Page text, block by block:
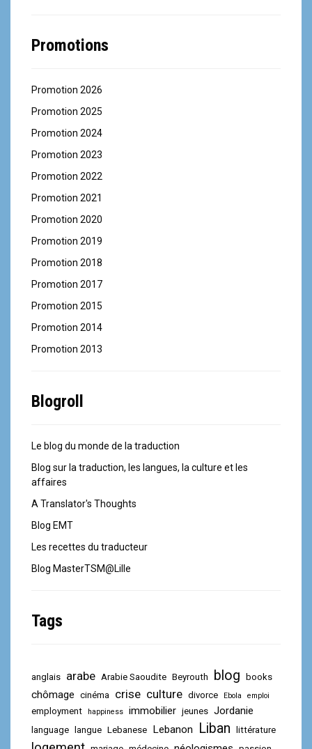
Promotions
Promotion 2026
Promotion 2025
Promotion 2024
Promotion 2023
Promotion 2022
Promotion 2021
Promotion 2020
Promotion 2019
Promotion 2018
Promotion 2017
Promotion 2015
Promotion 2014
Promotion 2013
Blogroll
Le blog du monde de la traduction
Blog sur la traduction, les langues, la culture et les
affaires
A Translator's Thoughts
Blog EMT
Les recettes du traducteur
Blog MasterTSM@Lille
Tags
anglais arabe Arabie Saoudite Beyrouth blog books
chômage cinéma crise culture divorce Ebola emploi
employment happiness immobilier jeunes Jordanie
language langue Lebanese Lebanon Liban littérature